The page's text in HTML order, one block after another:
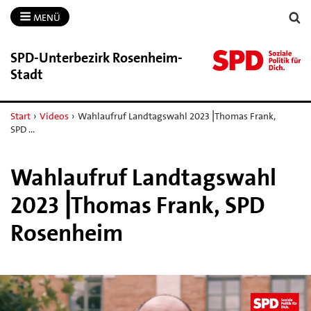
MENÜ
SPD-​Unterbezirk Rosenheim-​
Stadt
Start › Videos › Wahlaufruf Landtagswahl 2023⎟Thomas Frank,
SPD …
Wahlaufruf Landtagswahl
2023⎟Thomas Frank, SPD
Rosenheim